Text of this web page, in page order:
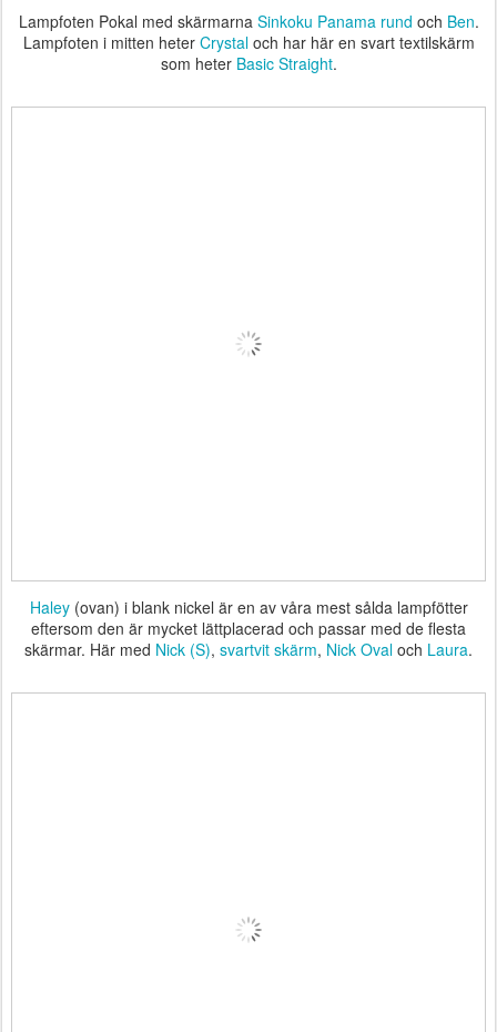
Lampfoten Pokal med skärmarna Sinkoku Panama rund och Ben.
Lampfoten i mitten heter Crystaloch har här en svart textilskärm
som heter Basic Straight.
Haley(ovan) i blank nickel är en av våra mest sålda lampfötter
eftersom den är mycket lättplacerad och passar med de flesta
skärmar. Här med Nick (S), svartvit skärm, Nick Oval och Laura.